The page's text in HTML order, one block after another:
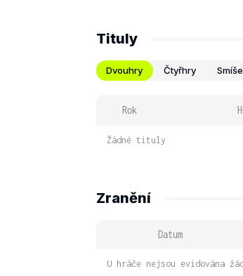
Tituly
Dvouhry Čtyřhry
Rok
Žádné tituly
Zranění
Datum
U hráče nejsou evidována